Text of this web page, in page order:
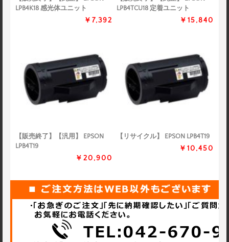
LPB4K18 感光体ユニット
￥7,392
LPB4TCU18 定着ユニット
￥15,840
【販売終了】【汎用】 EPSON
LPB4T19
￥20,900
【リサイクル】 EPSON LPB4T19
￥10,450